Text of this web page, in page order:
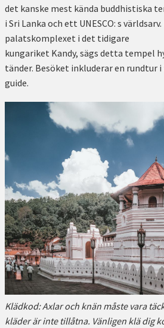
det kanske mest kända buddhistiska
i Sri Lanka och ett UNESCO: s
palatskomplexet i det tidigare
kungariket Kandy, sägs detta tempel
tänder. Besöket inkluderar en rundtur
guide.
Klädkod: Axlar och knän måste vara
kläder är inte tillåtna. Vänligen klä dig